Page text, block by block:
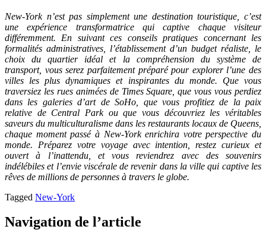
New-York n’est pas simplement une destination touristique, c’est
une expérience transformatrice qui captive chaque visiteur
différemment. En suivant ces conseils pratiques concernant les
formalités administratives, l’établissement d’un budget réaliste, le
choix du quartier idéal et la compréhension du système de
transport, vous serez parfaitement préparé pour explorer l’une des
villes les plus dynamiques et inspirantes du monde. Que vous
traversiez les rues animées de Times Square, que vous vous perdiez
dans les galeries d’art de SoHo, que vous profitiez de la paix
relative de Central Park ou que vous découvriez les véritables
saveurs du multiculturalisme dans les restaurants locaux de Queens,
chaque moment passé à New-York enrichira votre perspective du
monde. Préparez votre voyage avec intention, restez curieux et
ouvert à l’inattendu, et vous reviendrez avec des souvenirs
indélébiles et l’envie viscérale de revenir dans la ville qui captive les
rêves de millions de personnes à travers le globe.
Tagged New-York
Navigation de l’article